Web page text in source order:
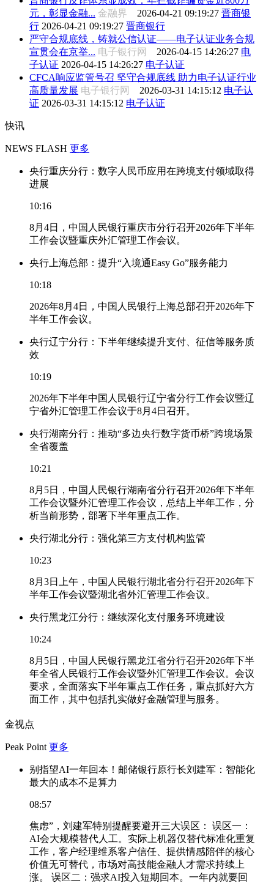
元，彰显金融... 金融界 2026-04-21 09:19:27 晋商银
行 2026-04-21 09:19:27 晋商银行
严守合规底线，铸就公信认证——电子认证业务合规
宣贯会在京举... 电子银行网 2026-04-15 14:26:27 电
子认证 2026-04-15 14:26:27 电子认证
CFCA响应监管号召 坚守合规底线 助力电子认证行业
高质量发展 电子银行网 2026-03-31 14:15:12 电子认
证 2026-03-31 14:15:12 电子认证
快讯
NEWS FLASH 更多
央行重庆分行：数字人民币应用在跨境支付领域取得
进展
10:16
8月4日，中国人民银行重庆市分行召开2026年下半年
工作会议暨重庆外汇管理工作会议。
央行上海总部：提升“入境通Easy Go”服务能力
10:18
2026年8月4日，中国人民银行上海总部召开2026年下
半年工作会议。
央行辽宁分行：下半年继续提升支付、征信等服务质
效
10:19
2026年下半年中国人民银行辽宁省分行工作会议暨辽
宁省外汇管理工作会议于8月4日召开。
央行湖南分行：推动“多边央行数字货币桥”跨境场景
全省覆盖
10:21
8月5日，中国人民银行湖南省分行召开2026年下半年
工作会议暨外汇管理工作会议，总结上半年工作，分
析当前形势，部署下半年重点工作。
央行湖北分行：强化第三方支付机构监管
10:23
8月3日上午，中国人民银行湖北省分行召开2026年下
半年工作会议暨湖北省外汇管理工作会议。
央行黑龙江分行：继续深化支付服务环境建设
10:24
8月5日，中国人民银行黑龙江省分行召开2026年下半
年全省人民银行工作会议暨外汇管理工作会议。会议
要求，全面落实下半年重点工作任务，重点抓好六方
面工作，其中包括扎实做好金融管理与服务。
金视点
Peak Point 更多
别指望AI一年回本！邮储银行原行长刘建军：智能化
最大的成本不是算力
08:57
焦虑”，刘建军特别提醒要避开三大误区： 误区一：
AI会大规模替代人工。实际上机器仅替代标准化重复
工作，客户经理维系客户信任、提供情感陪伴的核心
价值无可替代，市场对高技能金融人才需求持续上
涨。 误区二：强求AI投入短期回本。一年内就要回